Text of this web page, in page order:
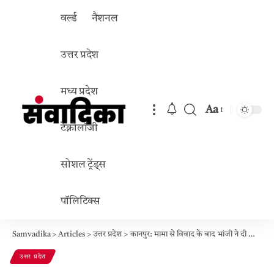
वर्ल्ड नैशनल
उत्तर प्रदेश
मध्य प्रदेश
टेक्नोलॉजी
सोशल ट्रेंड्स
पॉलिटिक्स
Aa
Samvadika>Articles >उत्तर प्रदेश>कानपुर: मामा से विवाद के बाद भांजी ने दी जान, फंदा लगाकर की आत्महत्या; पुलिस भी हैरान, मामला जानने पर सदमा
उत्तर प्रदेश